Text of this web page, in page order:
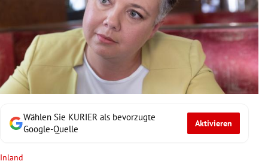
Untermenü
Untermenü
Wählen Sie KURIER als bevorzugte
Google-Quelle
Aktivieren
Inland